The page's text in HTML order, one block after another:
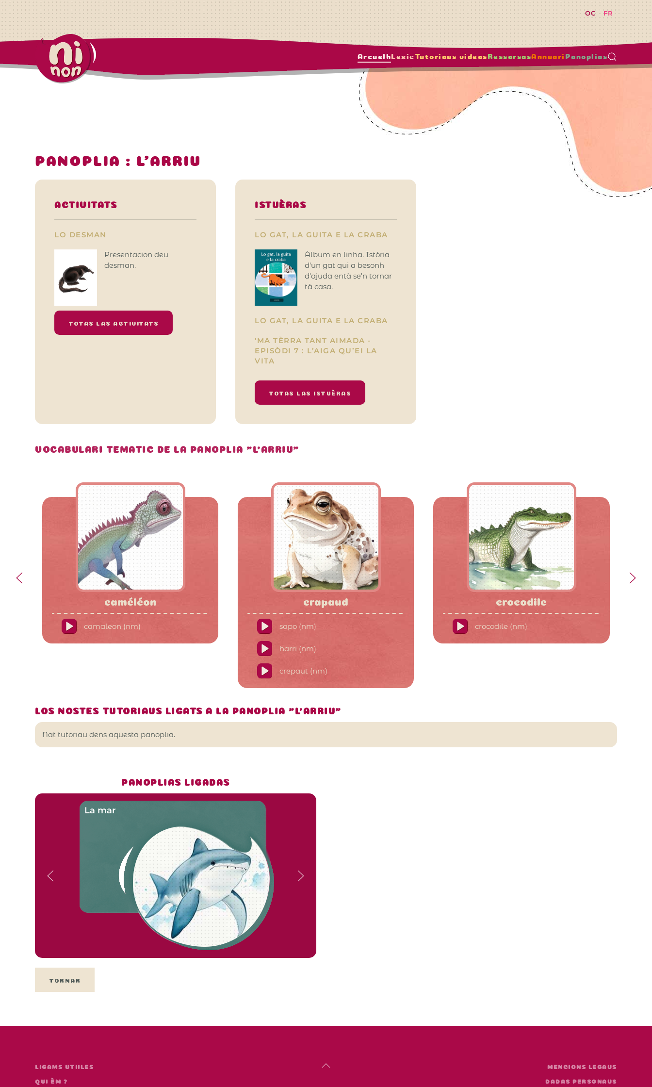
OC FR
ArcuelhLexicTutoriaus videosRessorsasAnnuariPanoplias
PANOPLIA : L'ARRIU
ACTIVITATS
LO DESMAN
Presentacion deu
desman.
TOTAS LAS ACTIVITATS
ISTUÈRAS
LO GAT, LA GUITA E LA CRABA
Àlbum en linha. Istòria
d'un gat qui a besonh
d'ajuda entà se'n tornar
tà casa.
LO GAT, LA GUITA E LA CRABA
'MA TÈRRA TANT AIMADA -
EPISÒDI 7 : L’AIGA QU’EI LA
VITA
TOTAS LAS ISTUÈRAS
VOCABULARI TEMATIC DE LA PANOPLIA "L'ARRIU"
caméléon
camaleon (nm)
crapaud
sapo (nm)
harri (nm)
crepaut (nm)
crocodile
crocodile (nm)
LOS NOSTES TUTORIAUS LIGATS A LA PANOPLIA "L'ARRIU"
Nat tutoriau dens aquesta panoplia.
PANOPLIAS LIGADAS
La mar
TORNAR
LIGAMS UTIILES
QUI ÈM ?
MENCIONS LEGAUS
DADAS PERSONAUS